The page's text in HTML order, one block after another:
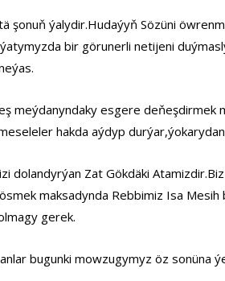
şonuň ýalydir.Hudaýyň Sözüni
bir görunerli netijeni
meýdanyndaky esgere deňeşdirmek
hakda aýdyp
dolandyrýan Zat Gökdäki
maksadynda Rebbimiz Isa
gerek.
bugunki mowzugymyz öz sonüna